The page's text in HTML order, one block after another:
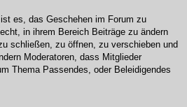
es, das Geschehen im Forum zu
in ihrem Bereich Beiträge zu ändern
schließen, zu öffnen, zu verschieben und
Moderatoren, dass Mitglieder
Thema Passendes, oder Beleidigendes